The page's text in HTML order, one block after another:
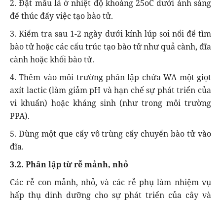
2. Đặt mẫu lá ở nhiệt độ khoảng 25oC dưới ánh sáng
để thúc đẩy việc tạo bào tử.
3. Kiểm tra sau 1-2 ngày dưới kính lúp soi nổi để tìm
bào tử hoặc các cấu trúc tạo bào tử như quả cành, đĩa
cành hoặc khối bào tử.
4. Thêm vào môi trường phân lập chứa WA một giọt
axít lactic (làm giảm pH và hạn chế sự phát triển của
vi khuẩn) hoặc kháng sinh (như trong môi trường
PPA).
5. Dùng một que cấy vô trùng cấy chuyển bào tử vào
đĩa.
3.2. Phân lập từ rễ mảnh, nhỏ
Các rễ con mảnh, nhỏ, và các rễ phụ làm nhiệm vụ
hấp thụ dinh dưỡng cho sự phát triển của cây và